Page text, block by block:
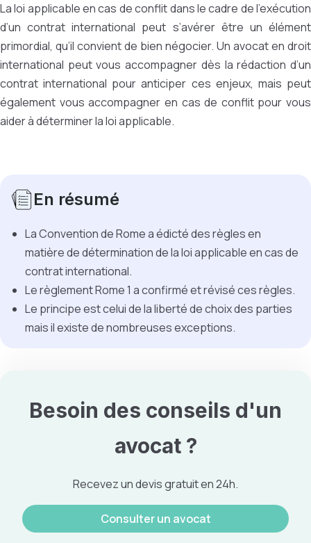
La loi applicable en cas de conflit dans le cadre de l’exécution
d’un contrat international peut s’avérer être un élément
primordial, qu’il convient de bien négocier. Un avocat en droit
international peut vous accompagner dès la rédaction d’un
contrat international pour anticiper ces enjeux, mais peut
également vous accompagner en cas de conflit pour vous
aider à déterminer la loi applicable.
En résumé
La Convention de Rome a édicté des règles en
matière de détermination de la loi applicable en cas de
contrat international.
Le règlement Rome 1 a confirmé et révisé ces règles.
Le principe est celui de la liberté de choix des parties
mais il existe de nombreuses exceptions.
Besoin des conseils d'un
avocat ?
Recevez un devis gratuit en 24h.
Consulter un avocat